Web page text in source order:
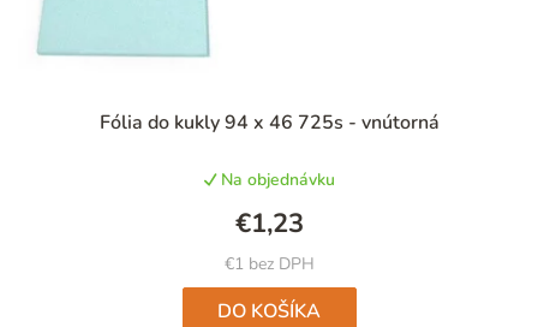
Fólia do kukly 94 x 46 725s - vnútorná
hodnotenie
je
5,0
z
5
hviezdičiek.
Na objednávku
€1 bez DPH
€1,23
DO KOŠÍKA